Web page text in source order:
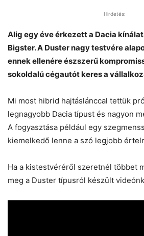
Hirdetés:
Alig egy éve érkezett a Dacia
Bigster. A Duster nagy testvére
ennek ellenére észszerű
sokoldalú cégautót keres a
Mi most hibrid hajtáslánccal tettük
legnagyobb Dacia típust és nagyon
A fogyasztása például egy
kiemelkedő lenne a szó legjobb
Ha a kistestvéréről szeretnél többet
meg a Duster típusról készült